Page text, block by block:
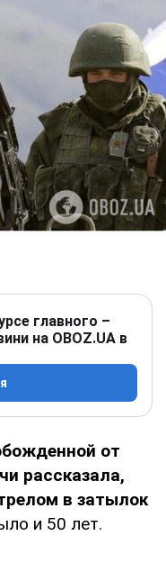
главного –
на OBOZ.UA в
от
рассказала,
в затылок
и 50 лет.